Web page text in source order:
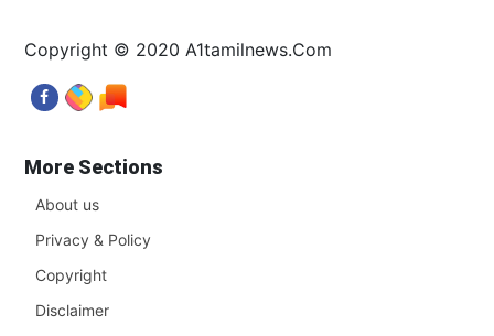
Copyright © 2020 A1tamilnews.Com
More Sections
About us
Privacy & Policy
Copyright
Disclaimer